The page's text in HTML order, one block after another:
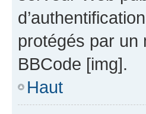
protégés par un
BBCode [img].
Haut